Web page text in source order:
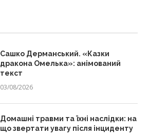
Сашко Дерманський. «Казки
дракона Омелька»: анімований
текст
03/08/2026
Домашні травми та їхні наслідки: на
що звертати увагу після інциденту